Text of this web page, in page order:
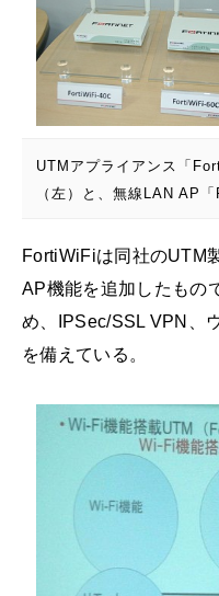
UTMアプライアンス「
（左）と、無線LAN AP
FortiWiFiは同社のUTM
AP機能を追加したもの
め、IPSec/SSL VPN、
を備えている。